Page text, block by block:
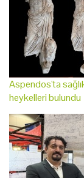
Aspendos'ta
heykelleri bulundu